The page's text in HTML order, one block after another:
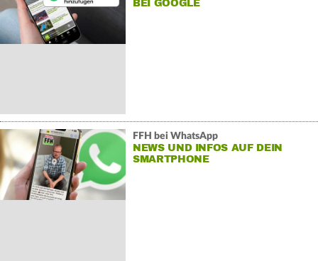
BEI GOOGLE
FFH bei WhatsApp
NEWS UND INFOS AUF DEIN
SMARTPHONE